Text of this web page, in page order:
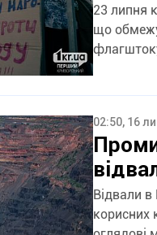
23 липня
що обмежує
02:50, 16
Відвали
корисних